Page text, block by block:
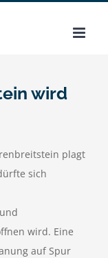
wird
plagt
sich
wird. Eine
auf Spur